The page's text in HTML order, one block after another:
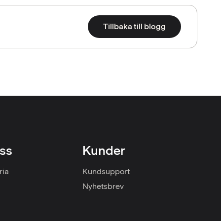
Tillbaka till blogg
Kunder
Kundsupport
Nyhetsbrev